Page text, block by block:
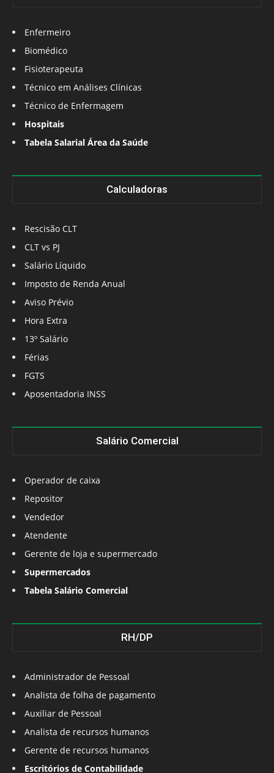
Enfermeiro
Biomédico
Fisioterapeuta
Técnico em Análises Clínicas
Técnico de Enfermagem
Hospitais
Tabela Salarial Área da Saúde
Calculadoras
Rescisão CLT
CLT vs PJ
Salário Líquido
Imposto de Renda Anual
Aviso Prévio
Hora Extra
13º Salário
Férias
FGTS
Aposentadoria INSS
Salário Comercial
Operador de caixa
Repositor
Vendedor
Atendente
Gerente de loja e supermercado
Supermercados
Tabela Salário Comercial
RH/DP
Administrador de Pessoal
Analista de folha de pagamento
Auxiliar de Pessoal
Analista de recursos humanos
Gerente de recursos humanos
Escritórios de Contabilidade